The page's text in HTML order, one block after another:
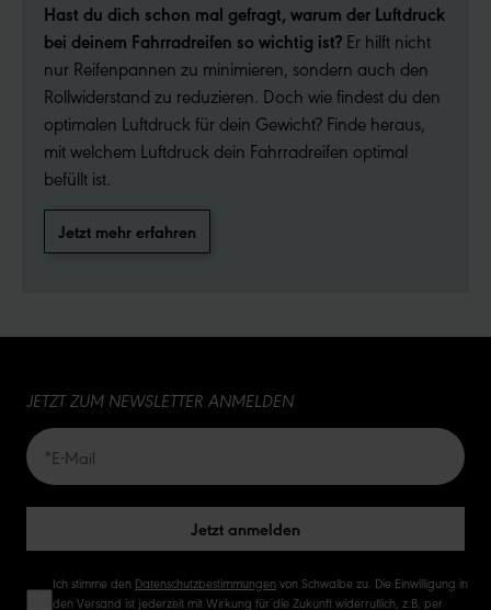
Hast du dich schon mal gefragt, warum der Luftdruck
bei deinem Fahrradreifen so wichtig ist? Er hilft nicht
nur Reifenpannen zu minimieren, sondern auch den
Rollwiderstand zu reduzieren. Doch wie findest du den
optimalen Luftdruck für dein Gewicht? Finde heraus,
mit welchem Luftdruck dein Fahrradreifen optimal
befüllt ist.
Jetzt mehr erfahren
JETZT ZUM NEWSLETTER ANMELDEN
Jetzt anmelden
Ich stimme den Datenschutzbestimmungen von Schwalbe zu. Die Einwilligung in
den Versand ist jederzeit mit Wirkung für die Zukunft widerruflich, z.B. per